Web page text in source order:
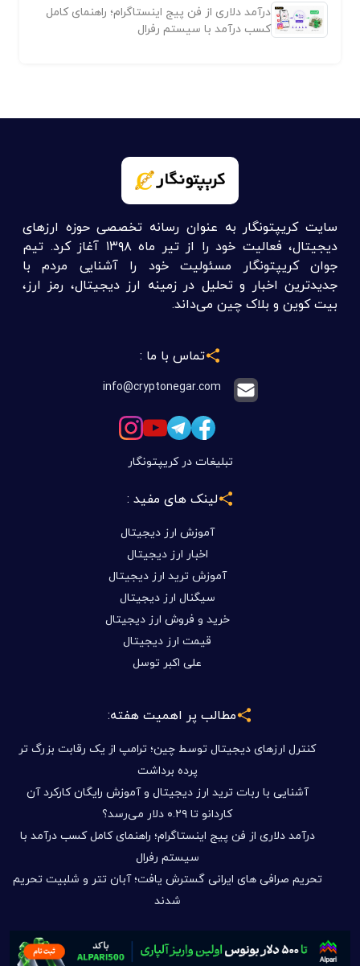
درآمد دلاری از فن پیج اینستاگرام؛ راهنمای کامل
کسب درآمد با سیستم رفرال
سایت کریپتونگار به عنوان رسانه تخصصی حوزه ارزهای
دیجیتال، فعالیت خود را از تیر ماه ۱۳۹۸ آغاز کرد. تیم
جوان کریپتونگار مسئولیت خود را آشنایی مردم با
جدیدترین اخبار و تحلیل در زمینه ارز دیجیتال، رمز ارز،
بیت کوین و بلاک چین می‌داند.
تماس با ما :
info@cryptonegar.com
تبلیغات در کریپتونگار
لینک های مفید :
آموزش ارز دیجیتال
اخبار ارز دیجیتال
آموزش ترید ارز دیجیتال
سیگنال ارز دیجیتال
خرید و فروش ارز دیجیتال
قیمت ارز دیجیتال
علی اکبر توسل
مطالب پر اهمیت هفته:
کنترل ارزهای دیجیتال توسط چین؛ ترامپ از یک رقابت بزرگ تر
پرده برداشت
آشنایی با ربات ترید ارز دیجیتال و آموزش رایگان کارکرد آن
کاردانو تا ۰.۲۹ دلار می‌رسد؟
درآمد دلاری از فن پیج اینستاگرام؛ راهنمای کامل کسب درآمد با
سیستم رفرال
تحریم صرافی های ایرانی گسترش یافت؛ آبان تتر و شلبیت تحریم
شدند